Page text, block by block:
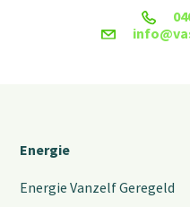
Energie
Energie Vanzelf Geregeld